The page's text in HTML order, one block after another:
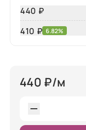
440 ₽
410 ₽ 6.82%
440 ₽/м